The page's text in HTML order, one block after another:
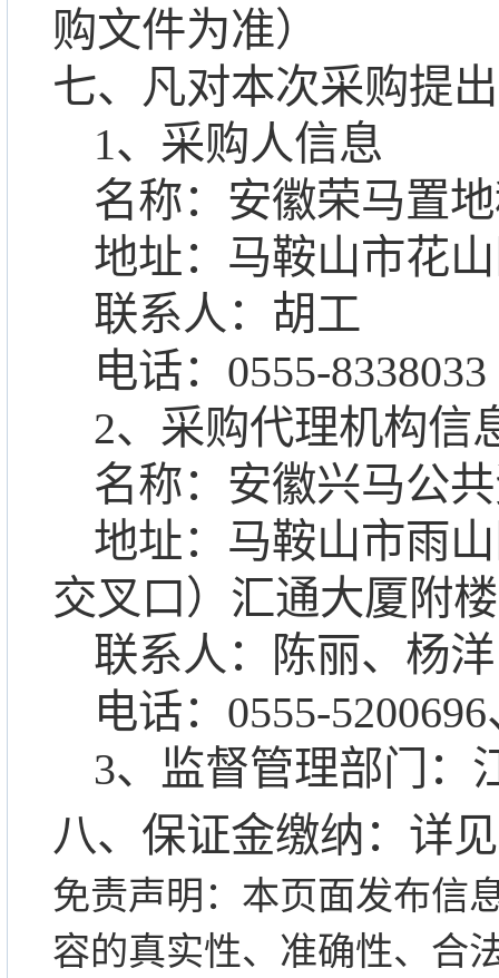
购文件为准）
七、凡对本次采购提
1、采购人信息
名称：安徽荣马置
地址：马鞍山市花
联系人： 胡工
电话： 0555-8338033
2、 采购代理机构信
名称： 安徽兴马公
地址：马鞍山市雨
交叉口）汇通大厦附
联系人：
陈丽、 杨洋
电话： 0555-5200696
3、监督管理部门：
八、保证金缴纳： 详
免责声明：本页面发布信
容的真实性、准确性、合